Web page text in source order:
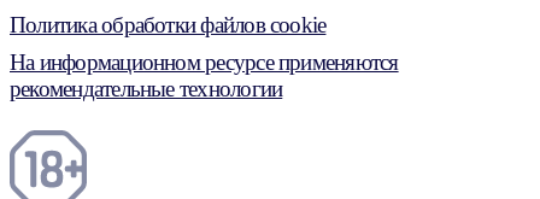
Политика обработки файлов cookie
На информационном ресурсе применяются
рекомендательные технологии